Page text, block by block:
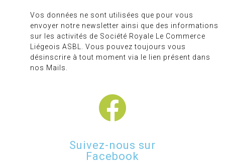
Vos données ne sont utilisées que pour vous
envoyer notre newsletter ainsi que des informations
sur les activités de Société Royale Le Commerce
Liégeois ASBL. Vous pouvez toujours vous
désinscrire à tout moment via le lien présent dans
nos Mails.
Suivez-nous sur
Facebook